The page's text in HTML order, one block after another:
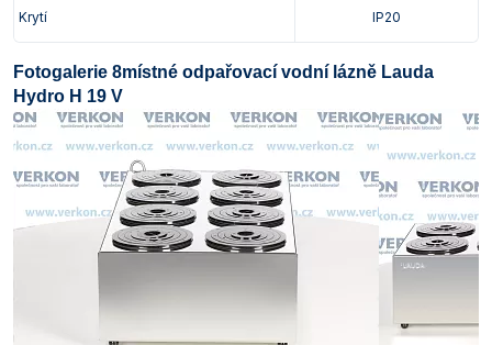
Krytí IP20
Fotogalerie 8místné odpařovací vodní lázně Lauda
Hydro H 19 V